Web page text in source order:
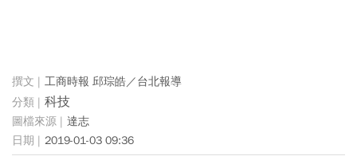
工商時報 邱琮皓／台北報導
科技
達志
2019-01-03 09:36